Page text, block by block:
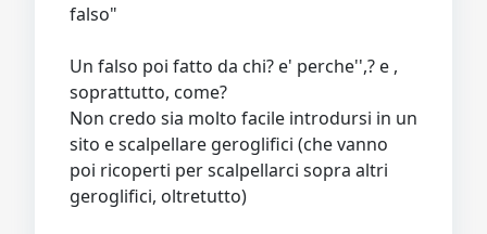
falso"
Un falso poi fatto da chi? e' perche'',? e ,
soprattutto, come?
Non credo sia molto facile introdursi in un
sito e scalpellare geroglifici (che vanno
poi ricoperti per scalpellarci sopra altri
geroglifici, oltretutto)